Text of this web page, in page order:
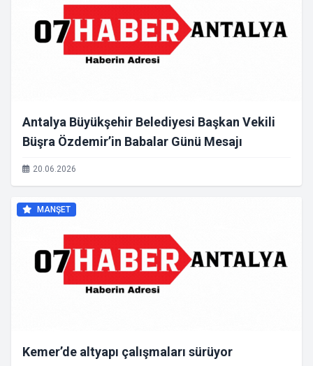
Antalya Büyükşehir Belediyesi Başkan Vekili
Büşra Özdemir’in Babalar Günü Mesajı
20.06.2026
MANŞET
Kemer’de altyapı çalışmaları sürüyor